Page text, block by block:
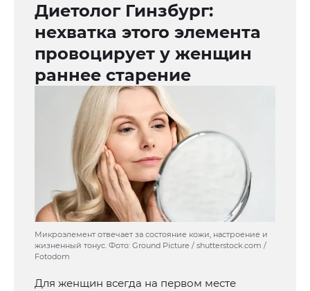
Диетолог Гинзбург:
нехватка этого элемента
провоцирует у женщин
раннее старение
Микроэлемент отвечает за состояние кожи, настроение и
жизненный тонус. Фото: Ground Picture / shutterstock.com /
Fotodom
Для женщин всегда на первом месте